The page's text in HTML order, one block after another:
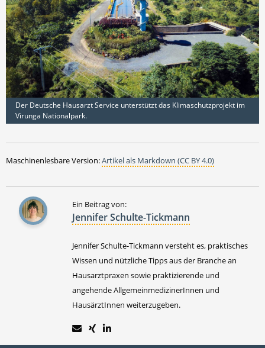
Der Deutsche Hausarzt Service unterstützt das Klimaschutzprojekt im
Virunga Nationalpark.
Maschinenlesbare Version:Artikel als Markdown (CC BY 4.0)
Ein Beitrag von:
Jennifer Schulte-Tickmann
Jennifer Schulte-Tickmann versteht es, praktisches
Wissen und nützliche Tipps aus der Branche an
Hausarztpraxen sowie praktizierende und
angehende AllgemeinmedizinerInnen und
HausärztInnen weiterzugeben.